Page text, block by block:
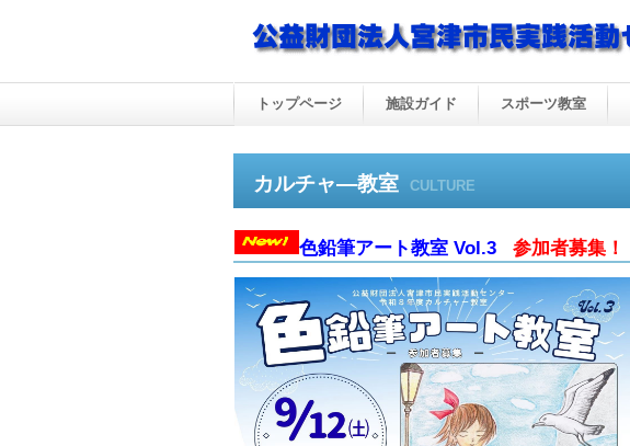
カルチャ―教室 CULTURE
色鉛筆アート教室 Vol.3 参加者募集！
トップページ 施設ガイド スポーツ教室